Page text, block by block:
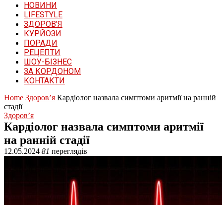
НОВИНИ
LIFESTYLE
ЗДОРОВ’Я
КУРЙОЗИ
ПОРАДИ
РЕЦЕПТИ
ШОУ-БІЗНЕС
ЗА КОРДОНОМ
КОНТАКТИ
Home Здоров’я Кардіолог назвала симптоми аритмії на ранній
стадії
Здоров’я
Кардіолог назвала симптоми аритмії
на ранній стадії
12.05.2024 81 переглядів